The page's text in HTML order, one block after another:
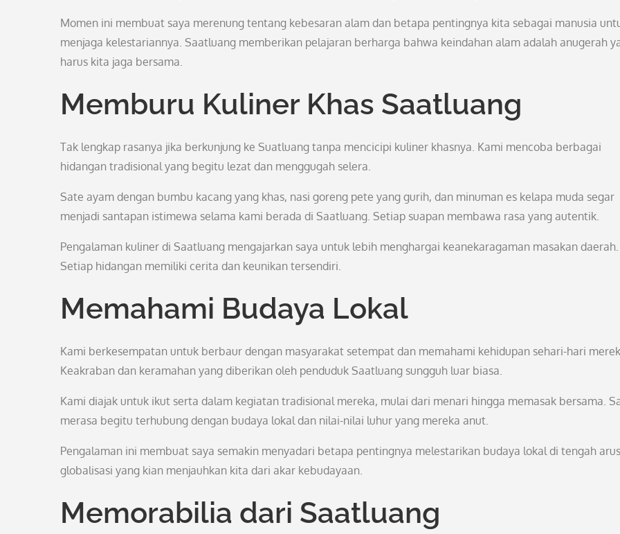
Momen ini membuat saya merenung tentang kebesaran alam dan betapa pentingnya kita sebagai manusia
menjaga kelestariannya. Saatluang memberikan pelajaran berharga bahwa keindahan alam adalah anugerah
harus kita jaga bersama.
Memburu Kuliner Khas Saatluang
Tak lengkap rasanya jika berkunjung ke Suatluang tanpa mencicipi kuliner khasnya. Kami mencoba berbagai
hidangan tradisional yang begitu lezat dan menggugah selera.
Sate ayam dengan bumbu kacang yang khas, nasi goreng pete yang gurih, dan minuman es kelapa muda segar
menjadi santapan istimewa selama kami berada di Saatluang. Setiap suapan membawa rasa yang autentik.
Pengalaman kuliner di Saatluang mengajarkan saya untuk lebih menghargai keanekaragaman masakan daerah.
Setiap hidangan memiliki cerita dan keunikan tersendiri.
Memahami Budaya Lokal
Kami berkesempatan untuk berbaur dengan masyarakat setempat dan memahami kehidupan sehari-hari
Keakraban dan keramahan yang diberikan oleh penduduk Saatluang sungguh luar biasa.
Kami diajak untuk ikut serta dalam kegiatan tradisional mereka, mulai dari menari hingga memasak bersama.
merasa begitu terhubung dengan budaya lokal dan nilai-nilai luhur yang mereka anut.
Pengalaman ini membuat saya semakin menyadari betapa pentingnya melestarikan budaya lokal di tengah arus
globalisasi yang kian menjauhkan kita dari akar kebudayaan.
Memorabilia dari Saatluang